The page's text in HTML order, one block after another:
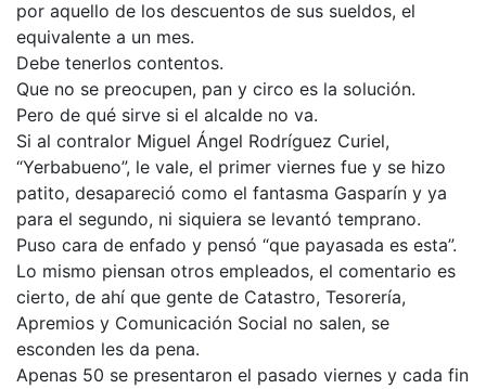
por aquello de los descuentos de sus sueldos, el
equivalente a un mes.
Debe tenerlos contentos.
Que no se preocupen, pan y circo es la solución.
Pero de qué sirve si el alcalde no va.
Si al contralor Miguel Ángel Rodríguez Curiel,
“Yerbabueno”, le vale, el primer viernes fue y se hizo
patito, desapareció como el fantasma Gasparín y ya
para el segundo, ni siquiera se levantó temprano.
Puso cara de enfado y pensó “que payasada es esta”.
Lo mismo piensan otros empleados, el comentario es
cierto, de ahí que gente de Catastro, Tesorería,
Apremios y Comunicación Social no salen, se
esconden les da pena.
Apenas 50 se presentaron el pasado viernes y cada fin